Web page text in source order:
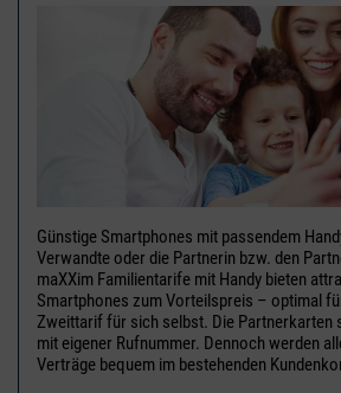
Günstige Smartphones mit passendem
Verwandte oder die Partnerin bzw. den
maXXim Familientarife mit Handy bieten
Smartphones zum Vorteilspreis – optimal
Zweittarif für sich selbst. Die Partnerkarten
mit eigener Rufnummer. Dennoch werden
Verträge bequem im bestehenden